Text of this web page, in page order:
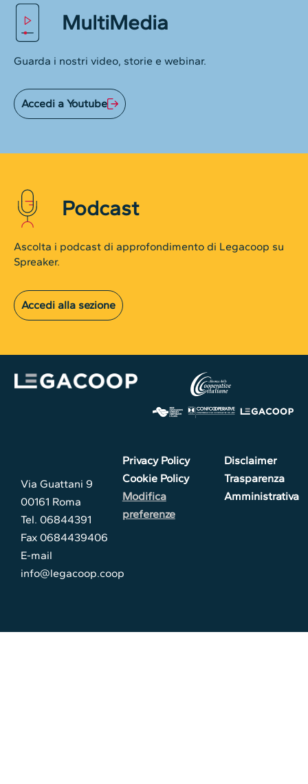
MultiMedia
Guarda i nostri video, storie e webinar.
Accedi a Youtube
Podcast
Ascolta i podcast di approfondimento di Legacoop su
Spreaker.
Accedi alla sezione
Via Guattani 9
00161 Roma
Tel. 06844391
Fax 0684439406
E-mail
info@legacoop.coop
Privacy Policy
Cookie Policy
Modifica
preferenze
Disclaimer
Trasparenza
Amministrativa